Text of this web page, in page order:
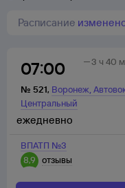
Расписание
07:00
№ 521, Воронеж,
Центральный
3 ч 40 м
ВПАТП №3
8,9
отзывы
ежедневно